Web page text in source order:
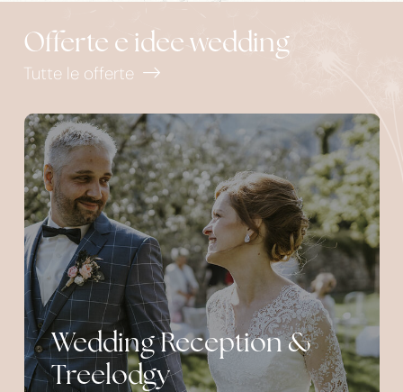
Offerte e idee wedding
Tutte le offerte
Wedding Reception &
Treelodgy